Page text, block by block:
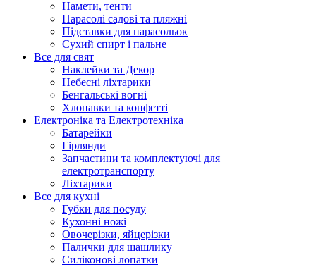
Намети, тенти
Парасолі садові та пляжні
Підставки для парасольок
Сухий спирт і пальне
Все для свят
Наклейки та Декор
Небесні ліхтарики
Бенгальські вогні
Хлопавки та конфетті
Електроніка та Електротехніка
Батарейки
Гірлянди
Запчастини та комплектуючі для
електротранспорту
Ліхтарики
Все для кухні
Губки для посуду
Кухонні ножі
Овочерізки, яйцерізки
Палички для шашлику
Силіконові лопатки